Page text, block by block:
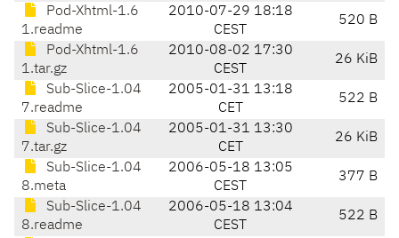
Pod-Xhtml-1.6
1.readme
2010-07-29 18:18
CEST
520 B
Pod-Xhtml-1.6
1.tar.gz
2010-08-02 17:30
CEST
26 KiB
Sub-Slice-1.04
7.readme
2005-01-31 13:18
CET
522 B
Sub-Slice-1.04
7.tar.gz
2005-01-31 13:30
CET
26 KiB
Sub-Slice-1.04
8.meta
2006-05-18 13:05
CEST
377 B
Sub-Slice-1.04
8.readme
2006-05-18 13:04
CEST
522 B